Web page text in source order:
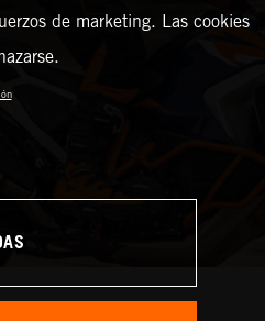
de marketing. Las cookies